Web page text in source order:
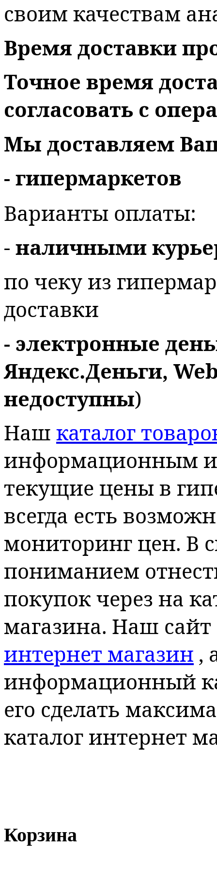
своим качествам
Время доставки
Точное время
согласовать с
Мы доставляем
- гипермаркетов
Варианты оплаты:
- наличными
по чеку из
доставки
- электронные
Яндекс.Деньги,
недоступны)
Наш каталог
информационным и
текущие цены в
всегда есть
мониторинг цен. В
пониманием
покупок через на
магазина. Наш сайт
интернет магазин ,
информационный
его сделать
каталог интернет
Корзина